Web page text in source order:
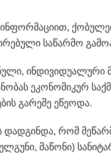
საწარმო
ინდივიდუალური
ეკონომიკურ
გარეშე ეწეოდა.
რომ
მაწონი)